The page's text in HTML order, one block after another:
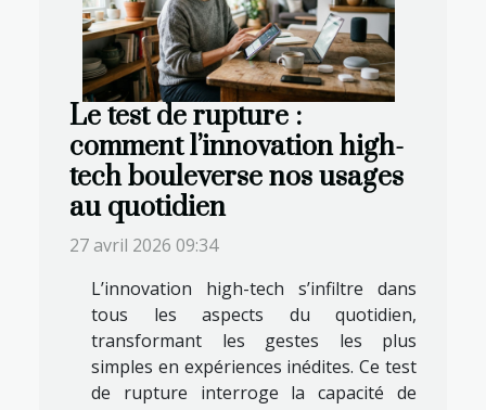
Le test de rupture :
comment l’innovation high-
tech bouleverse nos usages
au quotidien
27 avril 2026 09:34
L’innovation high-tech s’infiltre dans
tous les aspects du quotidien,
transformant les gestes les plus
simples en expériences inédites. Ce test
de rupture interroge la capacité de